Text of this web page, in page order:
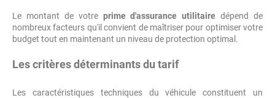
Le montant de votre prime d'assurance utilitaire dépend de
nombreux facteurs qu'il convient de maîtriser pour optimiser votre
budget tout en maintenant un niveau de protection optimal.
Les critères déterminants du tarif
Les caractéristiques techniques du véhicule constituent un